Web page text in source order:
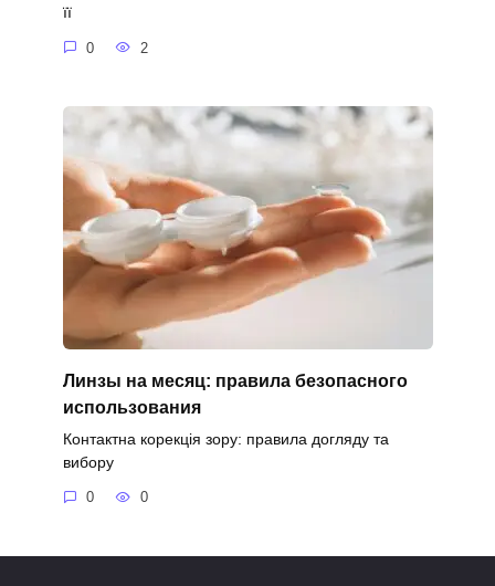
її
0 2
Линзы на месяц: правила безопасного
использования
Контактна корекція зору: правила догляду та
вибору
0 0